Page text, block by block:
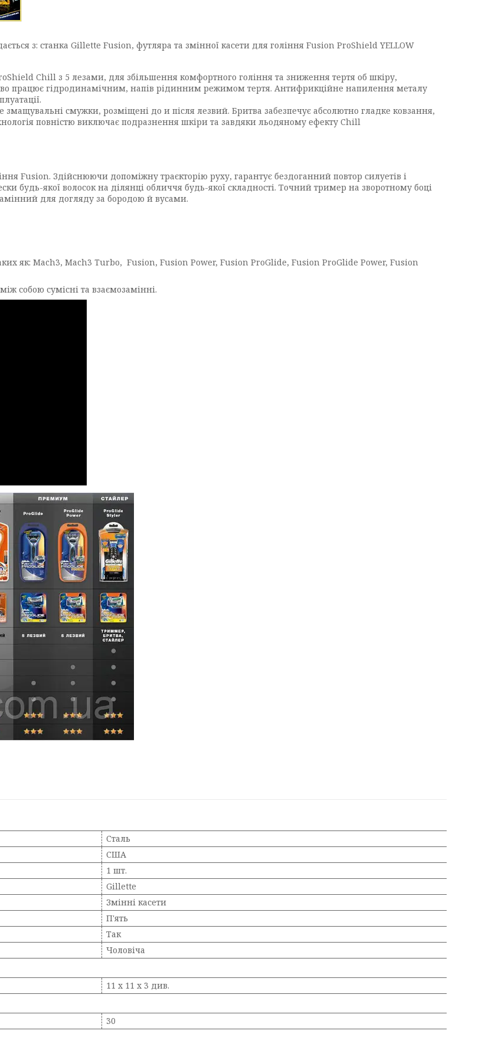
з: станка Gillette Fusion, футляра та змінної касети для гоління Fusion ProShield YELLOW
Chill з 5 лезами, для збільшення комфортного гоління та зниження тертя об шкіру,
працює гідродинамічним, напів рідинним режимом тертя. Антифрикційне напилення металу
змащувальні смужки, розміщені до и після лезвий. Бритва забезпечує абсолютно гладке ковзання,
повністю виключає подразнення шкіри та завдяки льодяному ефекту Chill
Fusion. Здійснюючи допоміжну траєкторію руху, гарантує бездоганний повтор силуетів і
будь-якої волосок на ділянці обличчя будь-якої складності. Точний тример на зворотному боці
для догляду за бородою й вусами.
як: Mach3, Mach3 Turbo, Fusion, Fusion Power, Fusion ProGlide, Fusion ProGlide Power, Fusion
собою сумісні та взаємозамінні.
Сталь
США
1 шт.
Gillette
Змінні касети
П'ять
Так
Чоловіча
11 x 11 x 3 див.
30